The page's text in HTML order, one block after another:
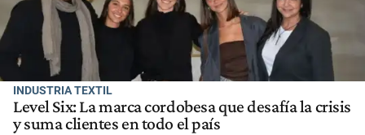
INDUSTRIA TEXTIL
Level Six: La marca cordobesa que desafía la crisis
y suma clientes en todo el país